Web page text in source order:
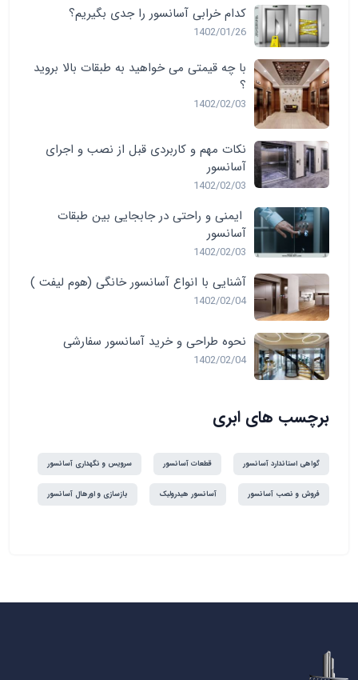
کدام خرابی آسانسور را جدی بگیریم؟
1402/01/26
با چه قیمتی می خواهید به طبقات بالا بروید
؟
1402/02/03
نکات مهم و کاربردی قبل از نصب و اجرای
آسانسور
1402/02/03
ایمنی و راحتی در جابجایی بین طبقات
آسانسور
1402/02/03
آشنایی با انواع آسانسور خانگی (هوم لیفت )
1402/02/04
نحوه طراحی و خرید آسانسور سفارشی
1402/02/04
برچسب های ابری
گواهی استاندارد آسانسور قطعات آسانسور سرویس و نگهداری آسانسور
فروش و نصب آسانسور آسانسور هیدرولیک بازسازی و اورهال آسانسور